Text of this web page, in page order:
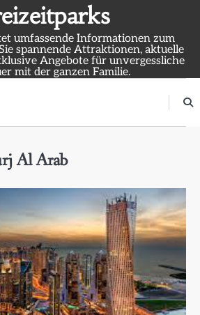
umfassende Informationen zum
spannende Attraktionen, aktuelle
Angebote für unvergessliche
mit der ganzen Familie.
Al Arab